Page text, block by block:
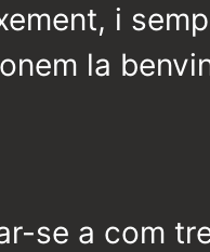
i
la
se a com